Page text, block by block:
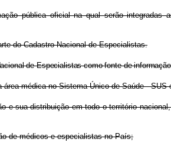
pública oficial na qual serão
do Cadastro Nacional de Especialistas.
de Especialistas como fonte de
médica no Sistema Único de Saúde - SUS
sua distribuição em todo o território
de médicos e especialistas no País;